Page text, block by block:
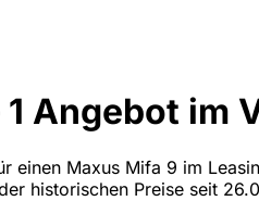
Angebot im
Maxus Mifa 9 im
historischen Preise seit